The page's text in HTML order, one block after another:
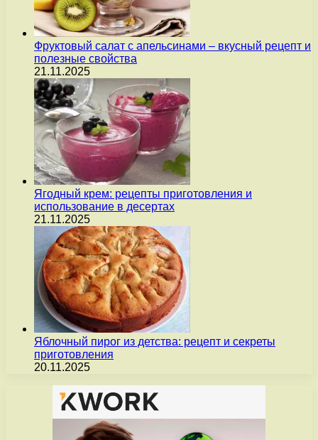
Фруктовый салат с апельсинами – вкусный рецепт и
полезные свойства
21.11.2025
Ягодный крем: рецепты приготовления и
использование в десертах
21.11.2025
Яблочный пирог из детства: рецепт и секреты
приготовления
20.11.2025